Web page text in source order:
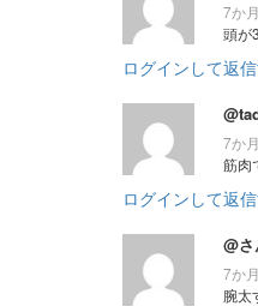
7か
頭が
ログインして返
7か
筋肉
ログインして返
@
7か
腕太